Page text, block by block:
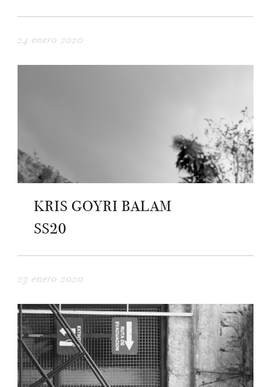
24 enero 2020
KRIS GOYRI BALAM
SS20
23 enero 2020